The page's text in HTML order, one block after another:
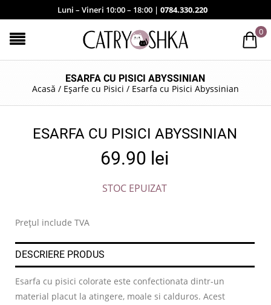
Luni – Vineri 10:00 – 18:00 | 0784.330.220
0
ESARFA CU PISICI ABYSSINIAN
Acasă / Eșarfe cu Pisici / Esarfa cu Pisici Abyssinian
ESARFA CU PISICI ABYSSINIAN
69.90 lei
STOC EPUIZAT
Prețul include TVA
DESCRIERE PRODUS
Esarfa cu pisici colorate este confectionata dintr-un
material placut la atingere, moale si calduros. Acest